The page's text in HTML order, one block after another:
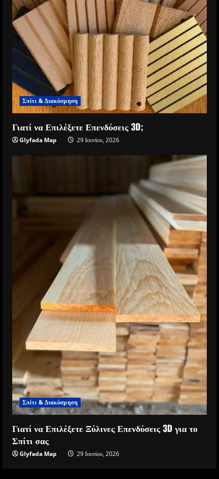
Σπίτι & Διακόσμηση
Γιατί να Επιλέξετε Επενδύσεις 3D;
Glyfada Map 29 Ιουνίου, 2026
Σπίτι & Διακόσμηση
Γιατί να Επιλέξετε Ξύλινες Επενδύσεις 3D για το
Σπίτι σας
Glyfada Map 29 Ιουνίου, 2026